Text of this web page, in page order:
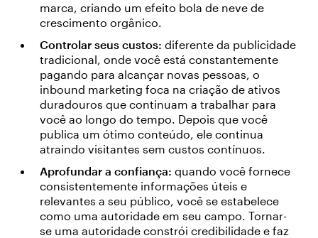
marca, criando um efeito bola de neve de
crescimento orgânico.
Controlar seus custos: diferente da publicidade
tradicional, onde você está constantemente
pagando para alcançar novas pessoas, o
inbound marketing foca na criação de ativos
duradouros que continuam a trabalhar para
você ao longo do tempo. Depois que você
publica um ótimo conteúdo, ele continua
atraindo visitantes sem custos contínuos.
Aprofundar a confiança: quando você fornece
consistentemente informações úteis e
relevantes a seu público, você se estabelece
como uma autoridade em seu campo. Tornar-
se uma autoridade constrói credibilidade e faz